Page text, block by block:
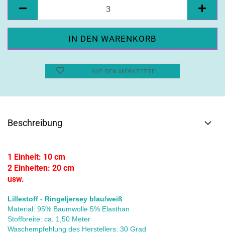
AUF DEN MERKZETTEL
Beschreibung
1 Einheit: 10 cm
2 Einheiten: 20 cm
usw.
Lillestoff - Ringeljersey blau/weiß
Material: 95% Baumwolle 5% Elasthan
Stoffbreite: ca. 1,50 Meter
Waschempfehlung des Herstellers: 30 Grad